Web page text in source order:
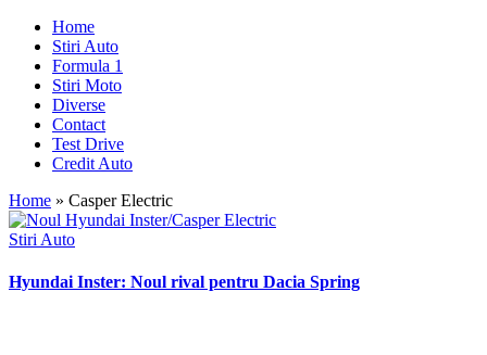
Home
Stiri Auto
Formula 1
Stiri Moto
Diverse
Contact
Test Drive
Credit Auto
Home » Casper Electric
Posted
Stiri Auto
Hyundai Inster: Noul rival pentru Dacia Spring